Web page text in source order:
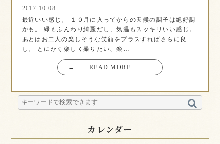
2017.10.08
最近いい感じ。 １０月に入ってからの天候の調子は絶好調
かも。 緑もふんわり綺麗だし、気温もスッキリいい感じ。
あとはお二人の楽しそうな笑顔をプラスすればさらに良
し。 とにかく楽しく撮りたい、楽…
→ READ MORE
カレンダー